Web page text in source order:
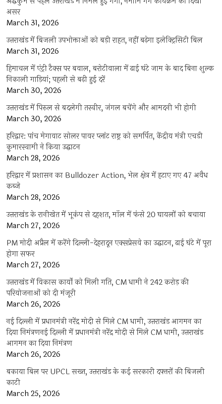
असर
March 31, 2026
उत्तराखंड में बिजली उपभोक्ताओं को बड़ी राहत, नहीं बढ़ेगा इलेक्ट्रिसिटी बिल
March 31, 2026
हिमाचल में एंट्री टैक्स पर बवाल, बरोटीवाला में ढाई घंटे जाम के बाद बिना शुल्क
निकाली गाड़ियां; पहली से बढ़ी हुई दरें
March 30, 2026
उत्तराखंड में पिरुल से बदलेगी तस्वीर, जंगल बचेंगे और आमदनी भी होगी
March 30, 2026
हरिद्वार: पांच मेगावाट सोलर पावर प्लांट राष्ट्र को समर्पित, केंद्रीय मंत्री एचडी
कुमारस्वामी ने किया उद्घाटन
March 28, 2026
हरिद्वार में प्रशासन का Bulldozer Action, भेल क्षेत्र में हटाए गए 47 अवैध
कब्जे
March 28, 2026
उत्तराखंड के रानीखेत में भूकंप से दहशत, मॉल में फंसे 20 घायलों को बचाया
March 27, 2026
PM मोदी अप्रैल में करेंगे दिल्ली-देहरादून एक्सप्रेसवे का उद्घाटन, ढाई घंटे में पूरा
होगा सफर
March 27, 2026
उत्तराखंड में विकास कार्यों को मिली गति, CM धामी ने 242 करोड़ की
परियोजनाओं को दी मंजूरी
March 26, 2026
नई दिल्ली में प्रधानमंत्री नरेंद्र मोदी से मिले CM धामी, उत्तराखंड आगमन का
दिया निमंत्रणनई दिल्ली में प्रधानमंत्री नरेंद्र मोदी से मिले CM धामी, उत्तराखंड
आगमन का दिया निमंत्रण
March 26, 2026
बकाया बिल पर UPCL सख्त, उत्तराखंड के कई सरकारी दफ्तरों की बिजली
काटी
March 25, 2026